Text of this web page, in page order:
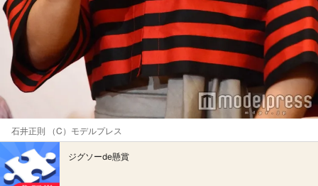
石井正則 （C）モデルプレス
ジグソーde懸賞